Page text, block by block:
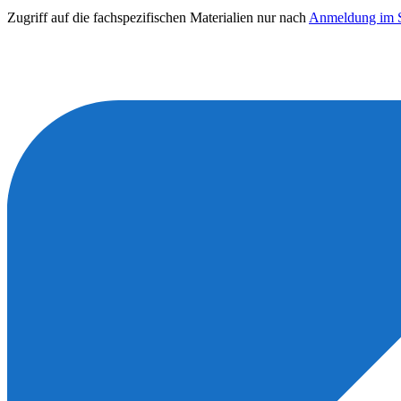
Zugriff auf die fachspezifischen Materialien nur nach Anmeldung im